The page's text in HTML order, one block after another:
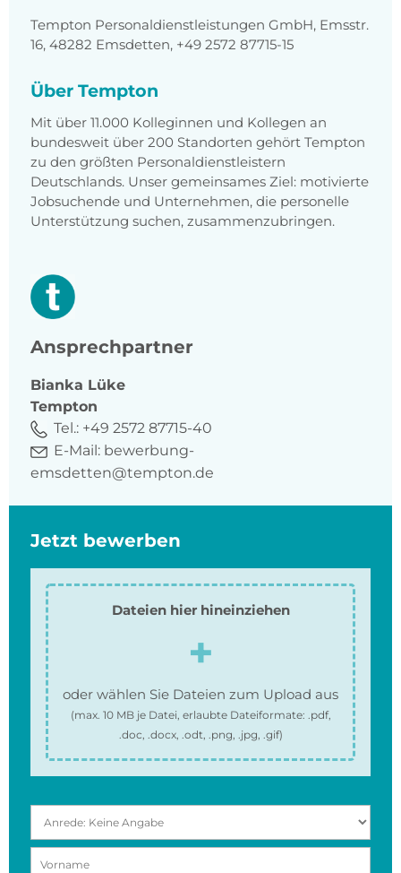
Tempton Personaldienstleistungen GmbH, Emsstr.
16, 48282 Emsdetten, +49 2572 87715-15
Über Tempton
Mit über 11.000 Kolleginnen und Kollegen an
bundesweit über 200 Standorten gehört Tempton
zu den größten Personaldienstleistern
Deutschlands. Unser gemeinsames Ziel: motivierte
Jobsuchende und Unternehmen, die personelle
Unterstützung suchen, zusammenzubringen.
Ansprechpartner
Bianka Lüke
Tempton
Tel.: +49 2572 87715-40
E-Mail: bewerbung-
emsdetten@tempton.de
Jetzt bewerben
Dateien hier hineinziehen
oder wählen Sie Dateien zum Upload aus
(max. 10 MBje Datei, erlaubte Dateiformate: .pdf,
.doc, .docx, .odt, .png, .jpg, .gif)